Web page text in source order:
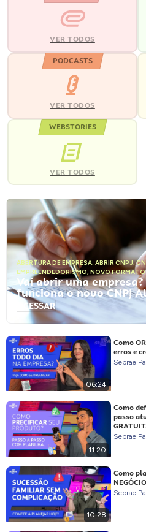
VER TODOS
PODCASTS
VER TODOS
WEBSTORIES
VER TODOS
ABERTURA DE EMPRESA, ABRIR CNPJ,
EMPREENDEDORISMO, NOVO FORMATO
Vai abrir uma
funciona o novo CNPJ
ACESSAR
06:24
Como
erros e
Sebrae
11:20
Como
passo
Sebrae
10:28
Como
Sebrae